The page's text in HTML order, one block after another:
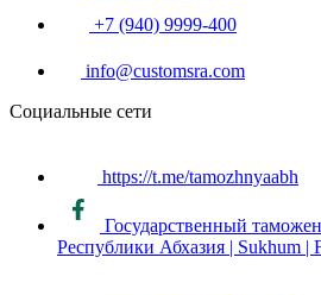
+7 (940) 9999-400
info@customsra.com
Социальные сети
https://t.me/tamozhnyaabh
Государственный
Республики Абхазия | Sukhum |